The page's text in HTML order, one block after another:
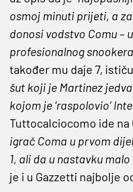
osmoj minuti prijeti, a
donosi vodstvo Comu –
profesionalnog
također mu daje 7,
šut koji je Martinez
kojom je ‘raspolovio’
Tuttocalciocomo ide na
igrač Coma u prvom
1, ali da u nastavku
je i u Gazzetti najbolje